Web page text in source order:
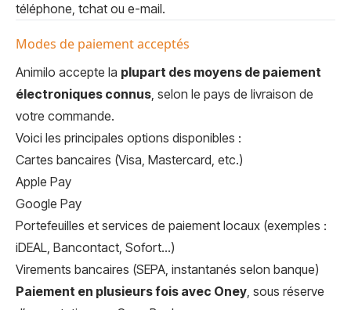
téléphone, tchat ou e-mail.
Modes de paiement acceptés
Animilo accepte la plupart des moyens de paiement
électroniques connus, selon le pays de livraison de
votre commande.
Voici les principales options disponibles :
Cartes bancaires (Visa, Mastercard, etc.)
Apple Pay
Google Pay
Portefeuilles et services de paiement locaux (exemples :
iDEAL, Bancontact, Sofort...)
Virements bancaires (SEPA, instantanés selon banque)
Paiement en plusieurs fois avec Oney, sous réserve